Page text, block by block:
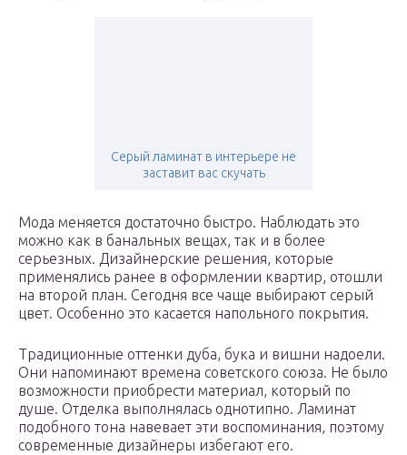
Серый ламинат в интерьере не
заставит вас скучать
Мода меняется достаточно быстро. Наблюдать это
можно как в банальных вещах, так и в более
серьезных. Дизайнерские решения, которые
применялись ранее в оформлении квартир, отошли
на второй план. Сегодня все чаще выбирают серый
цвет. Особенно это касается напольного покрытия.
Традиционные оттенки дуба, бука и вишни надоели.
Они напоминают времена советского союза. Не было
возможности приобрести материал, который по
душе. Отделка выполнялась однотипно. Ламинат
подобного тона навевает эти воспоминания, поэтому
современные дизайнеры избегают его.